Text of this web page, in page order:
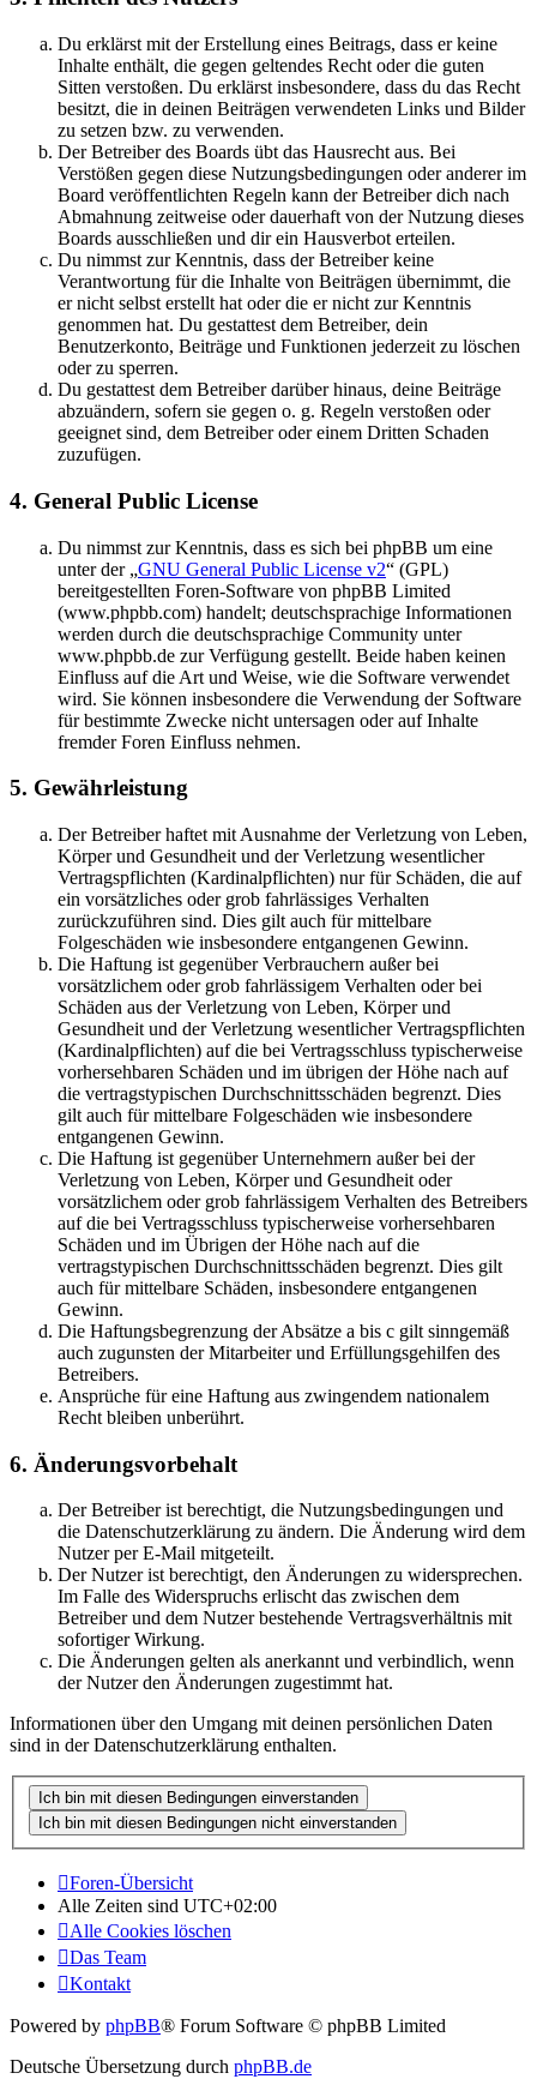
Du erklärst mit der Erstellung eines Beitrags, dass er keine
Inhalte enthält, die gegen geltendes Recht oder die guten
Sitten verstoßen. Du erklärst insbesondere, dass du das Recht
besitzt, die in deinen Beiträgen verwendeten Links und Bilder
zu setzen bzw. zu verwenden.
Der Betreiber des Boards übt das Hausrecht aus. Bei
Verstößen gegen diese Nutzungsbedingungen oder anderer im
Board veröffentlichten Regeln kann der Betreiber dich nach
Abmahnung zeitweise oder dauerhaft von der Nutzung dieses
Boards ausschließen und dir ein Hausverbot erteilen.
Du nimmst zur Kenntnis, dass der Betreiber keine
Verantwortung für die Inhalte von Beiträgen übernimmt, die
er nicht selbst erstellt hat oder die er nicht zur Kenntnis
genommen hat. Du gestattest dem Betreiber, dein
Benutzerkonto, Beiträge und Funktionen jederzeit zu löschen
oder zu sperren.
Du gestattest dem Betreiber darüber hinaus, deine Beiträge
abzuändern, sofern sie gegen o. g. Regeln verstoßen oder
geeignet sind, dem Betreiber oder einem Dritten Schaden
zuzufügen.
4. General Public License
Du nimmst zur Kenntnis, dass es sich bei phpBB um eine
unter der „GNU General Public License v2“ (GPL)
bereitgestellten Foren-Software von phpBB Limited
(www.phpbb.com) handelt; deutschsprachige Informationen
werden durch die deutschsprachige Community unter
www.phpbb.de zur Verfügung gestellt. Beide haben keinen
Einfluss auf die Art und Weise, wie die Software verwendet
wird. Sie können insbesondere die Verwendung der Software
für bestimmte Zwecke nicht untersagen oder auf Inhalte
fremder Foren Einfluss nehmen.
5. Gewährleistung
Der Betreiber haftet mit Ausnahme der Verletzung von Leben,
Körper und Gesundheit und der Verletzung wesentlicher
Vertragspflichten (Kardinalpflichten) nur für Schäden, die auf
ein vorsätzliches oder grob fahrlässiges Verhalten
zurückzuführen sind. Dies gilt auch für mittelbare
Folgeschäden wie insbesondere entgangenen Gewinn.
Die Haftung ist gegenüber Verbrauchern außer bei
vorsätzlichem oder grob fahrlässigem Verhalten oder bei
Schäden aus der Verletzung von Leben, Körper und
Gesundheit und der Verletzung wesentlicher Vertragspflichten
(Kardinalpflichten) auf die bei Vertragsschluss typischerweise
vorhersehbaren Schäden und im übrigen der Höhe nach auf
die vertragstypischen Durchschnittsschäden begrenzt. Dies
gilt auch für mittelbare Folgeschäden wie insbesondere
entgangenen Gewinn.
Die Haftung ist gegenüber Unternehmern außer bei der
Verletzung von Leben, Körper und Gesundheit oder
vorsätzlichem oder grob fahrlässigem Verhalten des Betreibers
auf die bei Vertragsschluss typischerweise vorhersehbaren
Schäden und im Übrigen der Höhe nach auf die
vertragstypischen Durchschnittsschäden begrenzt. Dies gilt
auch für mittelbare Schäden, insbesondere entgangenen
Gewinn.
Die Haftungsbegrenzung der Absätze a bis c gilt sinngemäß
auch zugunsten der Mitarbeiter und Erfüllungsgehilfen des
Betreibers.
Ansprüche für eine Haftung aus zwingendem nationalem
Recht bleiben unberührt.
6. Änderungsvorbehalt
Der Betreiber ist berechtigt, die Nutzungsbedingungen und
die Datenschutzerklärung zu ändern. Die Änderung wird dem
Nutzer per E-Mail mitgeteilt.
Der Nutzer ist berechtigt, den Änderungen zu widersprechen.
Im Falle des Widerspruchs erlischt das zwischen dem
Betreiber und dem Nutzer bestehende Vertragsverhältnis mit
sofortiger Wirkung.
Die Änderungen gelten als anerkannt und verbindlich, wenn
der Nutzer den Änderungen zugestimmt hat.
Informationen über den Umgang mit deinen persönlichen Daten
sind in der Datenschutzerklärung enthalten.
Foren-Übersicht
Alle Zeiten sind UTC+02:00
Alle Cookies löschen
Das Team
Kontakt
Powered by phpBB® Forum Software © phpBB Limited
Deutsche Übersetzung durch phpBB.de